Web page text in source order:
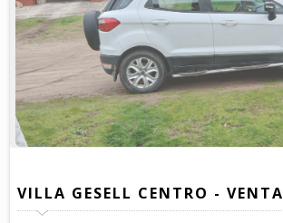
VILLA GESELL CENTRO - VENTA